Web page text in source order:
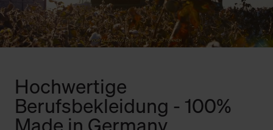
Hochwertige
Berufsbekleidung - 100%